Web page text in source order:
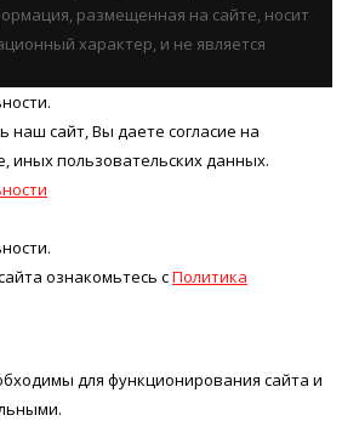
размещенная на сайте, носит
характер, и не является
наш cайт, Вы даете согласие на
иных пользовательских данных.
ознакомьтесь сПолитика
для функционирования сайта и